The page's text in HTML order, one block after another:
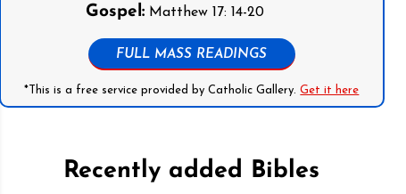
Gospel: Matthew 17: 14-20
FULL MASS READINGS
*This is a free service provided by Catholic Gallery.Get it here
Recently added Bibles